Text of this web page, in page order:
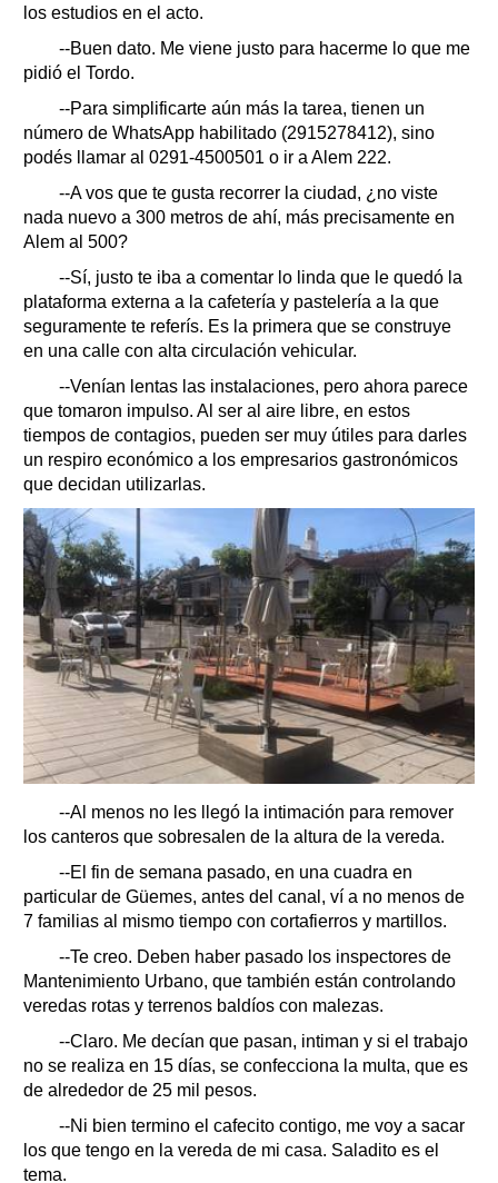
los estudios en el acto.
--Buen dato. Me viene justo para hacerme lo que me
pidió el Tordo.
--Para simplificarte aún más la tarea, tienen un
número de WhatsApp habilitado (2915278412), sino
podés llamar al 0291-4500501 o ir a Alem 222.
--A vos que te gusta recorrer la ciudad, ¿no viste
nada nuevo a 300 metros de ahí, más precisamente en
Alem al 500?
--Sí, justo te iba a comentar lo linda que le quedó la
plataforma externa a la cafetería y pastelería a la que
seguramente te referís. Es la primera que se construye
en una calle con alta circulación vehicular.
--Venían lentas las instalaciones, pero ahora parece
que tomaron impulso. Al ser al aire libre, en estos
tiempos de contagios, pueden ser muy útiles para darles
un respiro económico a los empresarios gastronómicos
que decidan utilizarlas.
--Al menos no les llegó la intimación para remover
los canteros que sobresalen de la altura de la vereda.
--El fin de semana pasado, en una cuadra en
particular de Güemes, antes del canal, ví a no menos de
7 familias al mismo tiempo con cortafierros y martillos.
--Te creo. Deben haber pasado los inspectores de
Mantenimiento Urbano, que también están controlando
veredas rotas y terrenos baldíos con malezas.
--Claro. Me decían que pasan, intiman y si el trabajo
no se realiza en 15 días, se confecciona la multa, que es
de alrededor de 25 mil pesos.
--Ni bien termino el cafecito contigo, me voy a sacar
los que tengo en la vereda de mi casa. Saladito es el
tema.